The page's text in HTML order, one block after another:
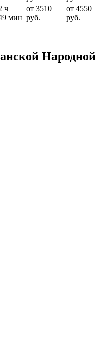
ч
мин
от 3510
руб.
от 4550
руб.
Народной